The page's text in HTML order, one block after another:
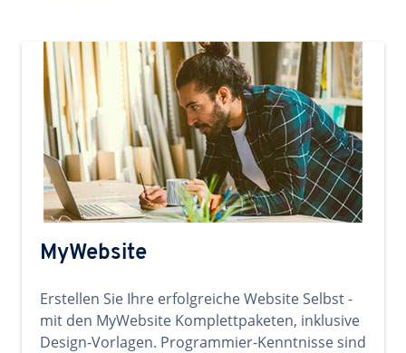
MyWebsite
Erstellen Sie Ihre erfolgreiche Website Selbst -
mit den MyWebsite Komplettpaketen, inklusive
Design-Vorlagen. Programmier-Kenntnisse sind